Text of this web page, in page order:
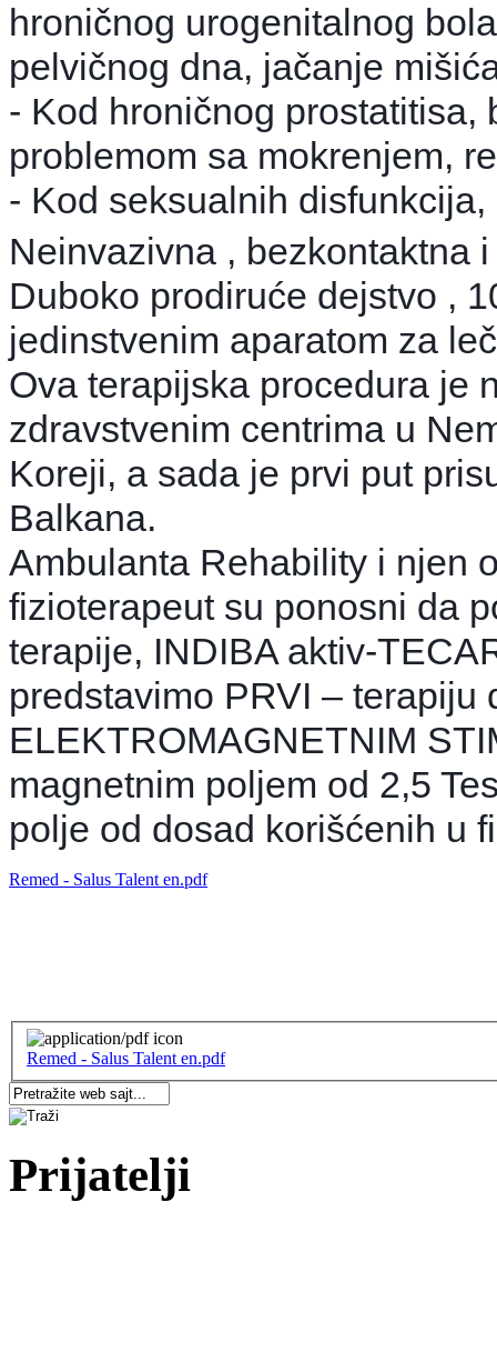
hroničnog urogenitalnog
pelvičnog dna, jačanje
- Kod hroničnog prostatitisa,
problemom sa mokrenjem,
- Kod seksualnih
Neinvazivna , bezkontaktna
Duboko prodiruće dejstvo ,
jedinstvenim aparatom za
Ova terapijska procedura je
zdravstvenim centrima u
Koreji, a sada je prvi put
Balkana.
Ambulanta Rehability i njen
fizioterapeut su ponosni da
terapije, INDIBA aktiv-
predstavimo PRVI – terapiju
ELEKTROMAGNETNIM
magnetnim poljem od 2,5
polje od dosad korišćenih u
Remed - Salus Talent en.pdf
Remed - Salus Talent en.pdf
Prijatelji